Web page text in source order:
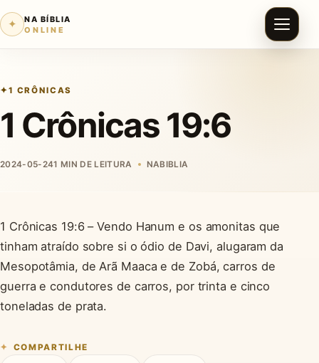
✦
NA BÍBLIA
ONLINE
1 CRÔNICAS
1 Crônicas 19:6
2024-05-241 MIN DE LEITURA NABIBLIA
1 Crônicas 19:6 – Vendo Hanum e os amonitas que
tinham atraído sobre si o ódio de Davi, alugaram da
Mesopotâmia, de Arã Maaca e de Zobá, carros de
guerra e condutores de carros, por trinta e cinco
toneladas de prata.
COMPARTILHE